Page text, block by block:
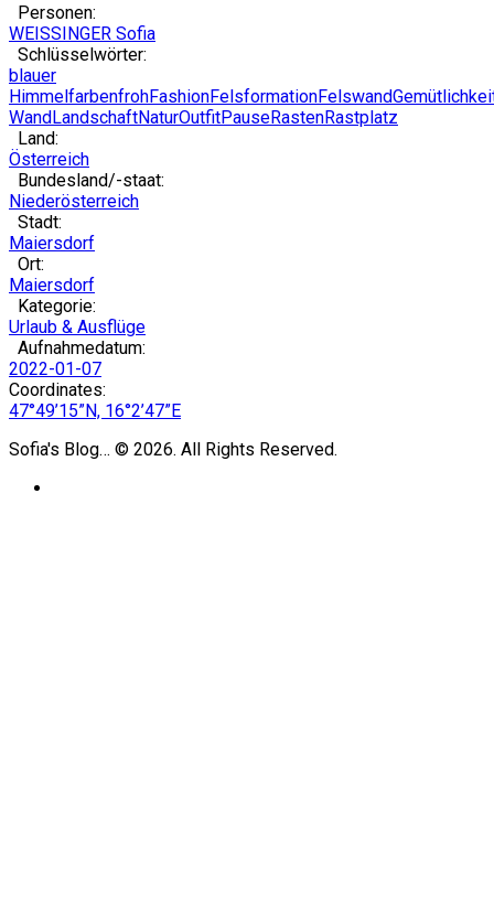
Personen:
WEISSINGER Sofia
Schlüsselwörter:
blauer
HimmelfarbenfrohFashionFelsformationFelswand
WandLandschaftNaturOutfitPauseRastenRastplatz
Land:
Österreich
Bundesland/-staat:
Niederösterreich
Stadt:
Maiersdorf
Ort:
Maiersdorf
Kategorie:
Urlaub & Ausflüge
Aufnahmedatum:
2022-01-07
Coordinates:
47°49’15”N, 16°2’47”E
Sofia's Blog… © 2026. All Rights Reserved.